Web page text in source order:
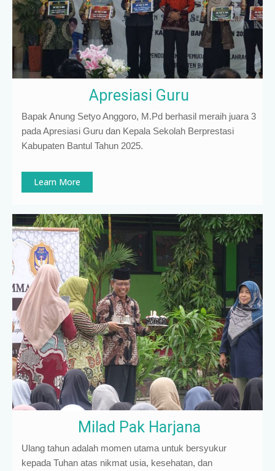
Apresiasi Guru
Bapak Anung Setyo Anggoro, M.Pd berhasil meraih juara 3
pada Apresiasi Guru dan Kepala Sekolah Berprestasi
Kabupaten Bantul Tahun 2025.
Learn More
Milad Pak Harjana
Ulang tahun adalah momen utama untuk bersyukur
kepada Tuhan atas nikmat usia, kesehatan, dan